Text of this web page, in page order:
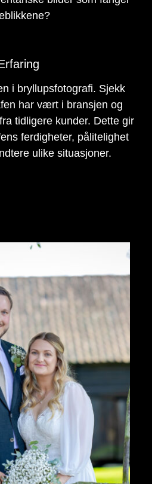
i bryllupsfotografi. Sjekk
har vært i bransjen og
tidligere kunder. Dette gir
ferdigheter, pålitelighet
ulike situasjoner.